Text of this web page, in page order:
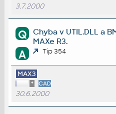
3.7.2000
Q
Chyba v UTIL.DLL a
MAXe R3.
A Tip 354
MAX3
* CAD
30.6.2000